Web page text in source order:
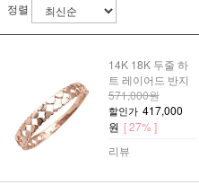
정렬
14K 18K 두줄 하
트 레이어드 반지
571,000원
할인가 417,000
원 [ 27% ]
리뷰